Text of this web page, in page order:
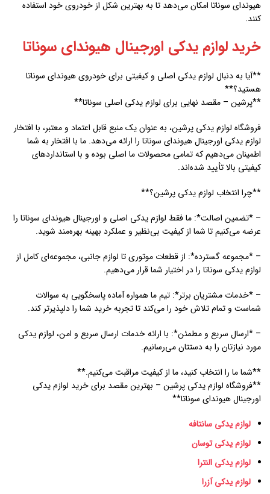
هیوندای سوناتا امکان می‌دهد تا به بهترین شکل از خودروی خود استفاده
کنند.
خرید لوازم یدکی اورجینال هیوندای سوناتا
**آیا به دنبال لوازم یدکی اصلی و کیفیتی برای خودروی هیوندای سوناتا
هستید؟**
**پرشین – مقصد نهایی برای لوازم یدکی اصلی سوناتا**
فروشگاه لوازم یدکی پرشین، به عنوان یک منبع قابل اعتماد و معتبر، با افتخار
لوازم یدکی اورجینال هیوندای سوناتا را ارائه می‌دهد. ما با افتخار به شما
اطمینان می‌دهیم که تمامی محصولات ما اصلی بوده و با استانداردهای
کیفیتی بالا تأیید شده‌اند.
**چرا انتخاب لوازم یدکی پرشین؟**
– *تضمین اصالت*: ما فقط لوازم یدکی اصلی و اورجینال هیوندای سوناتا را
عرضه می‌کنیم تا شما از کیفیت بی‌نظیر و عملکرد بهینه بهره‌مند شوید.
– *مجموعه گسترده*: از قطعات موتوری تا لوازم جانبی، مجموعه‌ای کامل از
لوازم یدکی سوناتا را در اختیار شما قرار می‌دهیم.
– *خدمات مشتریان برتر*: تیم ما همواره آماده پاسخگویی به سوالات
شماست و تمام تلاش خود را می‌کند تا تجربه خرید شما را دلپذیرتر کند.
– *ارسال سریع و مطمئن*: با ارائه خدمات ارسال سریع و امن، لوازم یدکی
مورد نیازتان را به دستتان می‌رسانیم.
**شما ما را انتخاب کنید، ما از کیفیت مراقبت می‌کنیم.**
**فروشگاه لوازم یدکی پرشین – بهترین مقصد برای خرید لوازم یدکی
اورجینال هیوندای سوناتا**
لوازم یدکی سانتافه
لوازم یدکی توسان
لوازم یدکی النترا
لوازم یدکی آزرا